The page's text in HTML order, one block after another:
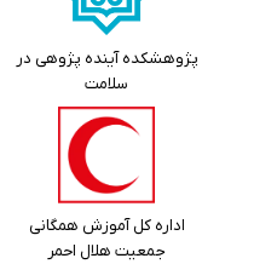
پژوهشکده آینده پژوهی در
سلامت
اداره کل آموزش همگانی
جمعیت هلال احمر